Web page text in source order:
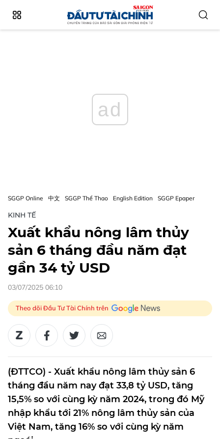
ad
SGGP Online 中文 SGGP Thể Thao English Edition SGGP Epaper
KINH TẾ
Xuất khẩu nông lâm thủy
sản 6 tháng đầu năm đạt
gần 34 tỷ USD
03/07/2025 06:10
Theo dõi Đầu Tư Tài Chính trên
(ĐTTCO) - Xuất khẩu nông lâm thủy sản 6
tháng đầu năm nay đạt 33,8 tỷ USD, tăng
15,5% so với cùng kỳ năm 2024, trong đó Mỹ
nhập khẩu tới 21% nông lâm thủy sản của
Việt Nam, tăng 16% so với cùng kỳ năm